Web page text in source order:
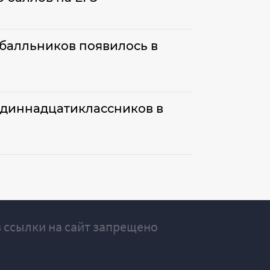
появилось в
в
на сайт запрещено